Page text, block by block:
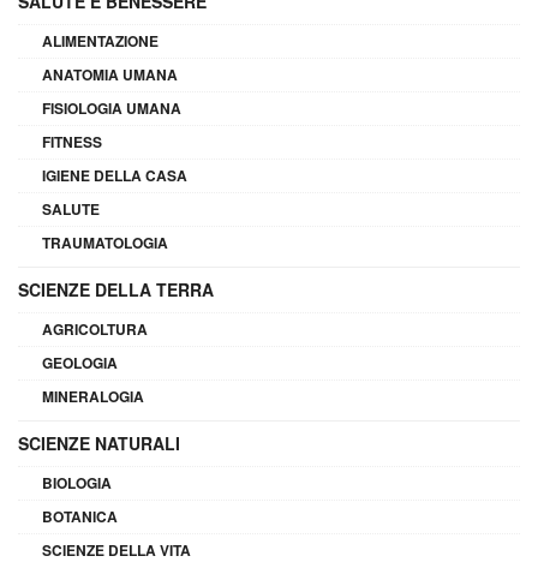
ALIMENTAZIONE
ANATOMIA UMANA
FISIOLOGIA UMANA
FITNESS
IGIENE DELLA CASA
SALUTE
TRAUMATOLOGIA
SCIENZE DELLA TERRA
AGRICOLTURA
GEOLOGIA
MINERALOGIA
SCIENZE NATURALI
BIOLOGIA
BOTANICA
SCIENZE DELLA VITA